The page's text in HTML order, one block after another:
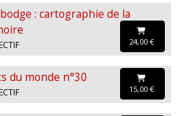
: cartographie de la
24,00 €
du monde n°30
15,00 €